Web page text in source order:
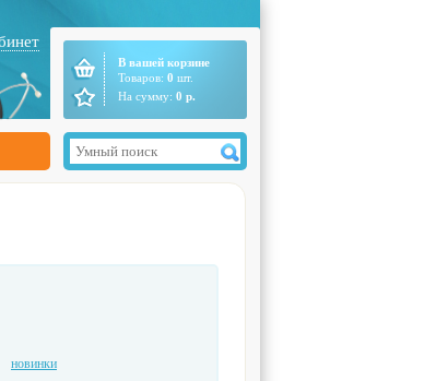
В вашей корзине
Товаров: 0 шт.
На сумму: 0 р.
новинки